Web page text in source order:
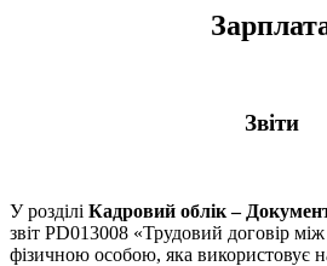
Звіти
У розділі Кадровий облік –
звіт PD013008 «Трудовий договір
фізичною особою, яка використовує